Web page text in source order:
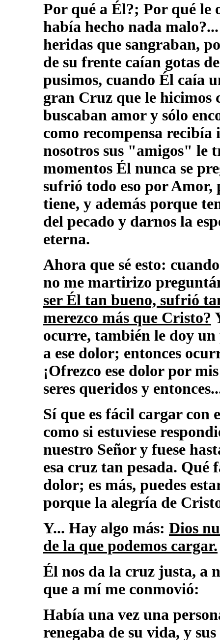
Por qué a Él?; Por qué le
había hecho nada
heridas que sangraban,
de su frente caían gotas
pusimos, cuando Él caía
gran Cruz que le hicimos
buscaban amor y sólo
como recompensa
nosotros sus "amigos" le
momentos Él nunca se
sufrió todo eso por Amor,
tiene, y además porque
del pecado y darnos la
eterna.
Ahora que sé esto:
no me martirizo
ser Él tan bueno, sufrió
merezco más que Cristo?
ocurre, también le doy
a ese dolor; entonces
¡Ofrezco ese dolor por
seres queridos y
Sí que es fácil cargar con
como si estuviese
nuestro Señor y fuese
esa cruz tan pesada.
dolor; es más, puedes
porque la alegría de
Y... Hay algo más: Dios
de la que podemos cargar.
Él nos da la cruz justa, a
que a mí me conmovió:
Había una vez una
renegaba de su vida, y